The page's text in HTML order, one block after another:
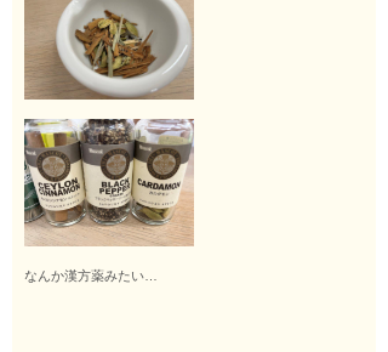
なんか漢方薬みたい…